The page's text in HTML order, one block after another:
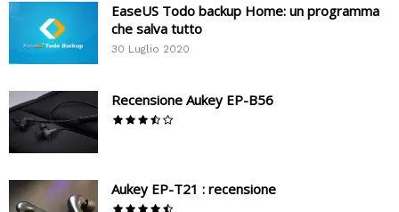
EaseUS Todo backup Home: un programma
che salva tutto
30 Luglio 2020
Recensione Aukey EP-B56
Aukey EP-T21 : recensione